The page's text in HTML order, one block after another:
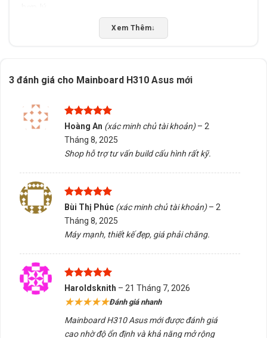
Hỗ trợ nâng cấp hệ thống cũ khi thiết bị hỗ trợ.
kiện, hỗ trợ kiểm tra tương thích và giao hàng/tư vấn
tại Buôn Ma Thuột, Đắk Lắk. Liên hệ ngay để được hỗ
trợ tận tâm!
5/5 - (1 bình chọn)
Thông số kỹ thuật
Xuất xứ Trung Quốc
Xem Thêm↓
3 đánh giá cho Mainboard H310 Asus mới
Được xếp
hạng5
sao
Hoàng An (xác minh chủ tài khoản) – 2
Tháng 8, 2025
Shop hỗ trợ tư vấn build cấu hình rất kỹ.
Được xếp
5
sao
Bùi Thị Phúc (xác minh chủ tài khoản) – 2
Tháng 8, 2025
Máy mạnh, thiết kế đẹp, giá phải chăng.
Được xếp
hạng 5
5
sao
Haroldsknith – 21 Tháng 7, 2026
★★★★★Đánh giá nhanh
Mainboard H310 Asus mới được đánh giá
cao nhờ độ ổn định và khả năng mở rộng